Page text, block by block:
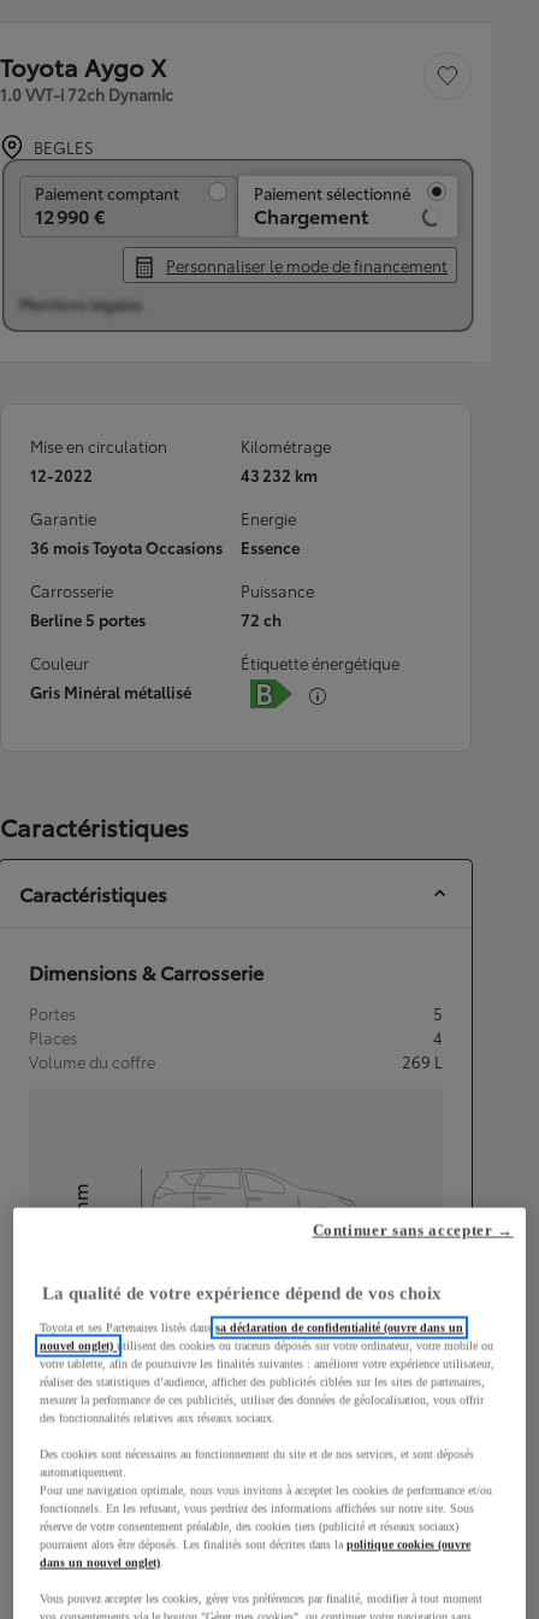
Toyota Aygo X
1.0 VVT-i 72ch Dynamic
Sauvegarder le
BEGLES
Paiement comptant
12 990 €
Paiement sélectionné
Chargement
Personnaliser le mode de financement
Mentions légales
Mise en circulation
12-2022
Kilométrage
43 232 km
Garantie
36 mois Toyota Occasions
Energie
Essence
Carrosserie
Berline 5 portes
Puissance
72 ch
Couleur
Gris Minéral métallisé
Étiquette énergétique
Caractéristiques
Caractéristiques
Dimensions & Carrosserie
Portes
5
Places
4
Volume du coffre
269 L
Longueur
3 700mm
mm
mm
Consommation mixte
La qualité de votre expérience dépend de vos choix
Toyota et ses Partenaires listés danssa déclaration de confidentialité (ouvre dans un
nouvel onglet)utilisent des cookies ou traceurs déposés sur votre ordinateur, votre mobile ou
votre tablette, afin de poursuivre les finalités suivantes : améliorer votre expérience utilisateur,
réaliser des statistiques d’audience, afficher des publicités ciblées sur les sites de partenaires,
mesurer la performance de ces publicités, utiliser des données de géolocalisation, vous offrir
des fonctionnalités relatives aux réseaux sociaux.
Des cookies sont nécessaires au fonctionnement du site et de nos services, et sont déposés
automatiquement.
Pour une navigation optimale, nous vous invitons à accepter les cookies de performance et/ou
fonctionnels. En les refusant, vous perdriez des informations affichées sur notre site. Sous
réserve de votre consentement préalable, des cookies tiers (publicité et réseaux sociaux)
pourraient alors être déposés. Les finalités sont décrites dans lapolitique cookies (ouvre
dans un nouvel onglet).
Vous pouvez accepter les cookies, gérer vos préférences par finalité, modifier à tout moment
Continuer sans accepter →